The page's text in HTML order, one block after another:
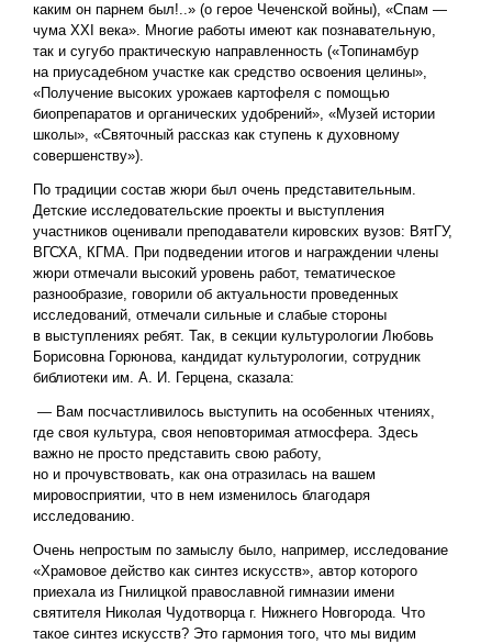
каким он парнем был!..» (о герое Чеченской войны), «Спам —
чума XXI века». Многие работы имеют как познавательную,
так и сугубо практическую направленность («Топинамбур
на приусадебном участке как средство освоения целины»,
«Получение высоких урожаев картофеля с помощью
биопрепаратов и органических удобрений», «Музей истории
школы», «Святочный рассказ как ступень к духовному
совершенству»).
По традиции состав жюри был очень представительным.
Детские исследовательские проекты и выступления
участников оценивали преподаватели кировских вузов: ВятГУ,
ВГСХА, КГМА. При подведении итогов и награждении члены
жюри отмечали высокий уровень работ, тематическое
разнообразие, говорили об актуальности проведенных
исследований, отмечали сильные и слабые стороны
в выступлениях ребят. Так, в секции культурологии Любовь
Борисовна Горюнова, кандидат культурологии, сотрудник
библиотеки им. А. И. Герцена, сказала:
— Вам посчастливилось выступить на особенных чтениях,
где своя культура, своя неповторимая атмосфера. Здесь
важно не просто представить свою работу,
но и прочувствовать, как она отразилась на вашем
мировосприятии, что в нем изменилось благодаря
исследованию.
Очень непростым по замыслу было, например, исследование
«Храмовое действо как синтез искусств», автор которого
приехала из Гнилицкой православной гимназии имени
святителя Николая Чудотворца г. Нижнего Новгорода. Что
такое синтез искусств? Это гармония того, что мы видим